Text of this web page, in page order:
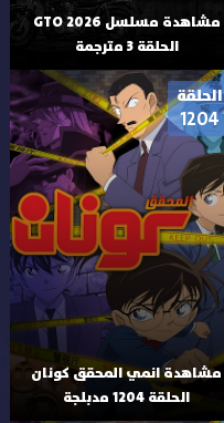
مشاهدة مسلسل GTO 2026
الحلقة 3 مترجمة
الحلقة
1204
مشاهدة انمي المحقق كونان
الحلقة 1204 مدبلجة